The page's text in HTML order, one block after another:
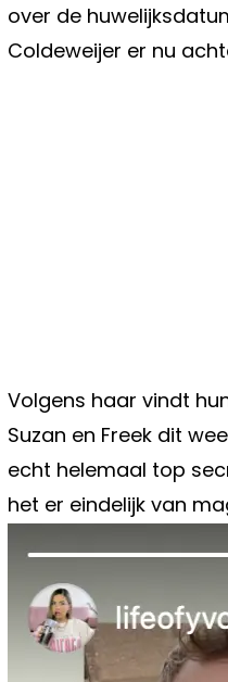
over de
Coldeweijer er nu
Volgens haar vindt
Suzan en Freek dit
echt helemaal top
het er eindelijk van